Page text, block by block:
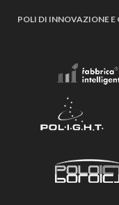
POLI DI INNOVAZIONE E